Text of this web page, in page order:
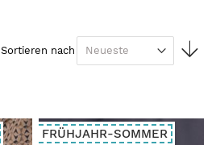
Sortieren nach
FRÜHJAHR-SOMMER